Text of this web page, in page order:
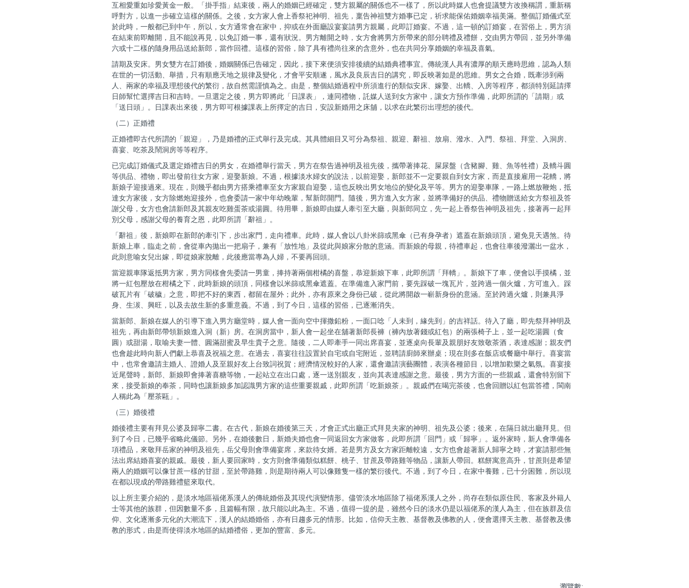
互相愛重如珍愛黃金一般。「掛手指」結束後，兩人的婚姻已經確定，雙方親屬的關係也不一樣了，所以此時媒人也會提議雙方改換稱謂，重新稱
呼對方，以進一步確立這樣的關係。之後，女方家人會上香祭祀神明、祖先，稟告神祖雙方婚事已定，祈求能保佑婚姻幸福美滿。整個訂婚儀式至
於此時，一般都已到中午，所以，女方通常會在家中，抑或在外面廳設宴宴請男方親屬，此即訂婚宴。不過，這一頓的訂婚宴，在習俗上，男方須
在結束前即離開，且不能說再見，以免訂婚一事，還有狀況。男方離開之時，女方會將男方所帶來的部分聘禮及禮餅，交由男方帶回，並另外準備
六或十二樣的隨身用品送給新郎，當作回禮。這樣的習俗，除了具有禮尚往來的含意外，也在共同分享婚姻的幸福及喜氣。
請期及安床。男女雙方在訂婚後，婚姻關係已告確定，因此，接下來便須安排後續的結婚典禮事宜。傳統漢人具有濃厚的順天應時思維，認為人類
在世的一切活動、舉措，只有順應天地之規律及變化，才會平安順遂，風水及良辰吉日的講究，即反映著如是的思維。男女之合婚，既牽涉到兩
人、兩家的幸福及理想後代的繁衍，故自然需謹慎為之。由是，整個結婚過程中所須進行的類似安床、嫁娶、出轎、入房等程序，都須特別延請擇
日師幫忙選擇吉日和吉時。一旦選定之後，男方即將此「日課表」，連同禮物，託媒人送到女方家中，讓女方預作準備，此即所謂的「請期」或
「送日頭」。日課表出來後，男方即可根據課表上所擇定的吉日，安設新婚用之床舖，以求在此繁衍出理想的後代。
（二）正婚禮
正婚禮即古代所謂的「親迎」，乃是婚禮的正式舉行及完成。其具體細目又可分為祭祖、親迎、辭祖、放扇、潑水、入門、祭祖、拜堂、入洞房、
喜宴、吃茶及鬧洞房等等程序。
已完成訂婚儀式及選定婚禮吉日的男女，在婚禮舉行當天，男方在祭告過神明及祖先後，攜帶著捧花、屎尿盤（含豬腳、雞、魚等牲禮）及轎斗圓
等供品、禮物，即出發前往女方家，迎娶新娘。不過，根據淡水婦女的說法，以前迎娶，新郎並不一定要親自到女方家，而是直接雇用一花轎，將
新娘子迎接過來。現在，則幾乎都由男方搭乘禮車至女方家親自迎娶，這也反映出男女地位的變化及平等。男方的迎娶車隊，一路上燃放鞭炮，抵
達女方家後，女方除燃炮迎接外，也會委請一家中年幼晚輩，幫新郎開門。隨後，男方進入女方家，並將準備好的供品、禮物贈送給女方祭祖及答
謝父母，女方也會請新郎及其親友吃雞蛋茶或湯圓。待用畢，新娘即由媒人牽引至大廳，與新郎同立，先一起上香祭告神明及祖先，接著再一起拜
別父母，感謝父母的養育之恩，此即所謂「辭祖」。
「辭祖」後，新娘即在新郎的牽引下，步出家門，走向禮車。此時，媒人會以八卦米篩或黑傘（已有身孕者）遮蓋在新娘頭頂，避免見天遇煞。待
新娘上車，臨走之前，會從車內拋出一把扇子，兼有「放性地」及從此與娘家分散的意涵。而新娘的母親，待禮車起，也會往車後潑灑出一盆水，
此則意喻女兒出嫁，即從娘家脫離，此後應當專為人婦，不要再回頭。
當迎親車隊返抵男方家，男方同樣會先委請一男童，捧持著兩個柑橘的喜盤，恭迎新娘下車，此即所謂「拜轎」。新娘下了車，便會以手摸橘，並
將一紅包壓放在柑橘之下，此時新娘的頭頂，同樣會以米篩或黑傘遮蓋。在準備進入家門前，要先踩破一塊瓦片，並跨過一個火爐，方可進入。踩
破瓦片有「破穢」之意，即把不好的東西，都留在屋外；此外，亦有原來之身份已破，從此將開啟一嶄新身份的意涵。至於跨過火爐，則兼具淨
身、生湠、興旺，以及去故生新的多重意義。不過，到了今日，這樣的習俗，已逐漸消失。
當新郎、新娘在媒人的引導下進入男方廳堂時，媒人會一面向空中揮撒鉛粉，一面口唸「人未到，緣先到」的吉祥話。待入了廳，即先祭拜神明及
祖先，再由新郎帶領新娘進入洞（新）房。在洞房當中，新人會一起坐在舖著新郎長褲（褲內放著錢或紅包）的兩張椅子上，並一起吃湯圓（食
圓）或甜湯，取喻夫妻一體、圓滿甜蜜及早生貴子之意。隨後，二人即牽手一同出席喜宴，並逐桌向長輩及親朋好友致敬茶酒，表達感謝；親友們
也會趁此時向新人們獻上恭喜及祝福之意。在過去，喜宴往往設置於自宅或自宅附近，並聘請廚師來辦桌；現在則多在飯店或餐廳中舉行。喜宴當
中，也常會邀請主婚人、證婚人及至親好友上台致詞祝賀；經濟情況較好的人家，還會邀請演藝團體，表演各種節目，以增加歡樂之氣氛。喜宴接
近尾聲時，新郎、新娘即會捧著喜糖等物，一起站立在出口處，逐一送別親友，並向其表達感謝之意。最後，男方方面的一些親戚，還會特別留下
來，接受新娘的奉茶，同時也讓新娘多加認識男方家的這些重要親戚，此即所謂「吃新娘茶」。親戚們在喝完茶後，也會回贈以紅包當答禮，閩南
人稱此為「壓茶甌」。
（三）婚後禮
婚後禮主要有拜見公婆及歸寧二書。在古代，新娘在婚後第三天，才會正式出廳正式拜見夫家的神明、祖先及公婆；後來，在隔日就出廳拜見。但
到了今日，已幾乎省略此儀節。另外，在婚後數日，新婚夫婚也會一同返回女方家做客，此即所謂「回門」或「歸寧」。返外家時，新人會準備各
項禮品，來敬拜岳家的神明及祖先，岳父母則會準備宴席，來款待女婿。若是男方及女方家距離較遠，女方也會趁著新人歸寧之時，才宴請那些無
法出席結婚喜宴的親戚。最後，新人要回家時，女方則會準備類似糕餅、桃子、甘蔗及帶路雞等物品，讓新人帶回。糕餅寓意高升，甘蔗則是希望
兩人的婚姻可以像甘蔗一樣的甘甜，至於帶路雞，則是期待兩人可以像雞隻一樣的繁衍後代。不過，到了今日，在家中養雞，已十分困難，所以現
在都以現成的帶路雞禮籃來取代。
以上所主要介紹的，是淡水地區福佬系漢人的傳統婚俗及其現代演變情形。儘管淡水地區除了福佬系漢人之外，尚存在類似原住民、客家及外籍人
士等其他的族群，但因數量不多，且篇幅有限，故只能以此為主。不過，值得一提的是，雖然今日的淡水仍是以福佬系的漢人為主，但在族群及信
仰、文化逐漸多元化的大潮流下，漢人的結婚婚俗，亦有日趨多元的情形。比如，信仰天主教、基督教及佛教的人，便會選擇天主教、基督教及佛
教的形式，由是而使得淡水地區的結婚禮俗，更加的豐富、多元。
瀏覽數: